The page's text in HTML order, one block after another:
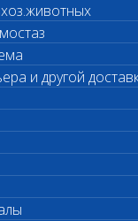
и другой